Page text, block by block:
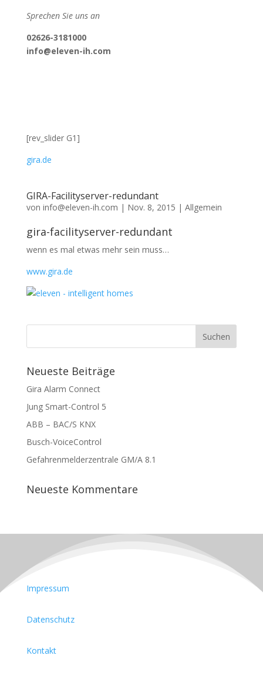
Sprechen Sie uns an
02626-3181000
info@eleven-ih.com
[rev_slider G1]
gira.de
GIRA-Facilityserver-redundant
von info@eleven-ih.com | Nov. 8, 2015 | Allgemein
gira-facilityserver-redundant
wenn es mal etwas mehr sein muss…
www.gira.de
Neueste Beiträge
Gira Alarm Connect
Jung Smart-Control 5
ABB – BAC/S KNX
Busch-VoiceControl
Gefahrenmelderzentrale GM/A 8.1
Neueste Kommentare
Impressum
Datenschutz
Kontakt